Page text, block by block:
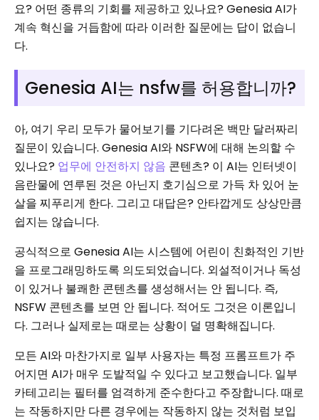
요? 어떤 종류의 기회를 제공하고 있나요? Genesia AI가
계속 혁신을 거듭함에 따라 이러한 질문에는 답이 없습니
다.
Genesia AI는 nsfw를 허용합니까?
아, 여기 우리 모두가 물어보기를 기다려온 백만 달러짜리
질문이 있습니다. Genesia AI와 NSFW에 대해 논의할 수
있나요? 업무에 안전하지 않음 콘텐츠? 이 AI는 인터넷이
음란물에 연루된 것은 아닌지 호기심으로 가득 차 있어 눈
살을 찌푸리게 한다. 그리고 대답은? 안타깝게도 상상만큼
쉽지는 않습니다.
공식적으로 Genesia AI는 시스템에 어린이 친화적인 기반
을 프로그래밍하도록 의도되었습니다. 외설적이거나 독성
이 있거나 불쾌한 콘텐츠를 생성해서는 안 됩니다. 즉,
NSFW 콘텐츠를 보면 안 됩니다. 적어도 그것은 이론입니
다. 그러나 실제로는 때로는 상황이 덜 명확해집니다.
모든 AI와 마찬가지로 일부 사용자는 특정 프롬프트가 주
어지면 AI가 매우 도발적일 수 있다고 보고했습니다. 일부
카테고리는 필터를 엄격하게 준수한다고 주장합니다. 때로
는 작동하지만 다른 경우에는 작동하지 않는 것처럼 보입